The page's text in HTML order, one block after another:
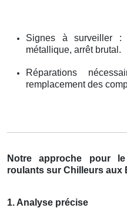
Signes à surveiller :
métallique, arrêt brutal.
Réparations
remplacement des
Notre approche pour
roulants sur Chilleurs aux
1. Analyse précise